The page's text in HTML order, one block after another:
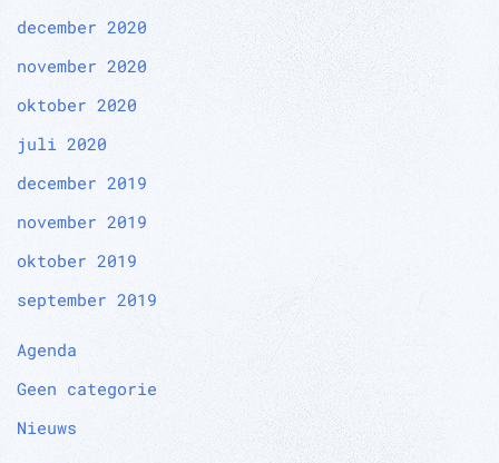
december 2020
november 2020
oktober 2020
juli 2020
december 2019
november 2019
oktober 2019
september 2019
Agenda
Geen categorie
Nieuws